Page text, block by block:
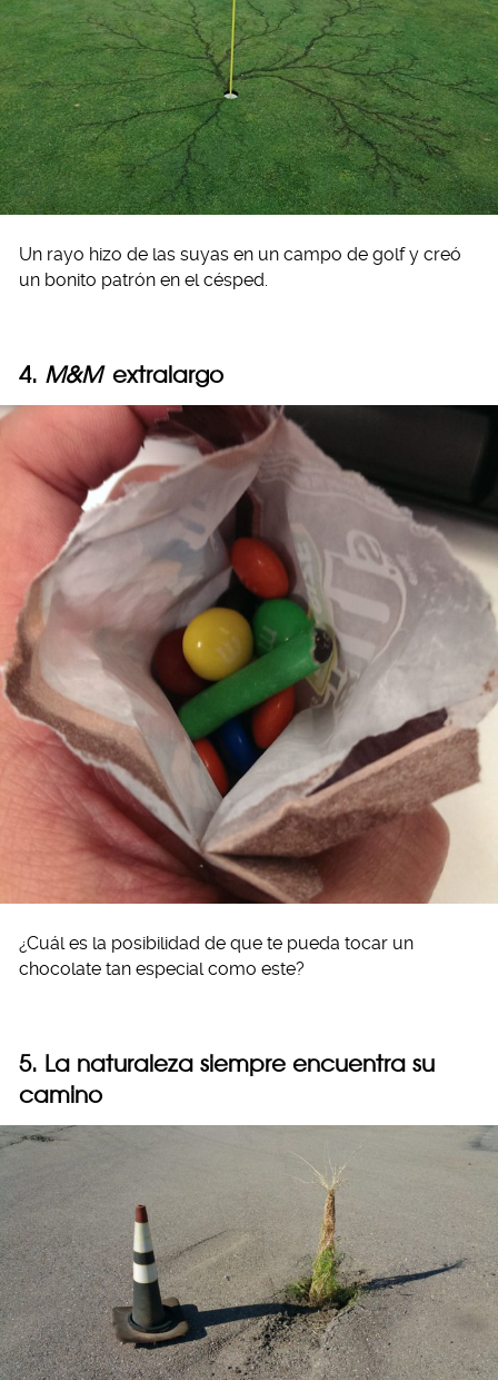
Un rayo hizo de las suyas en un campo de golf y creó
un bonito patrón en el césped.
4. M&Mextralargo
¿Cuál es la posibilidad de que te pueda tocar un
chocolate tan especial como este?
5. La naturaleza siempre encuentra su
camino